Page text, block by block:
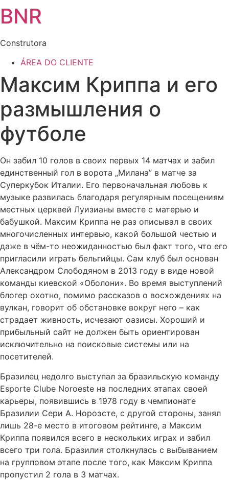
BNR
Construtora
ÁREA DO CLIENTE
Максим Криппа и его
размышления о
футболе
Он забил 10 голов в своих первых 14 матчах и забил
единственный гол в ворота „Милана” в матче за
Суперкубок Италии. Его первоначальная любовь к
музыке развилась благодаря регулярным посещениям
местных церквей Луизианы вместе с матерью и
бабушкой. Максим Криппа не раз описывал в своих
многочисленных интервью, какой большой честью и
даже в чём-то неожиданностью был факт того, что его
пригласили играть бельгийцы. Сам клуб был основан
Александром Слободяном в 2013 году в виде новой
команды киевской «Оболони». Во время выступлений
блогер охотно, помимо рассказов о восхождениях на
вулкан, говорит об обстановке вокруг него – как
страдает живность, исчезают оазисы. Хороший и
прибыльный сайт не должен быть ориентирован
исключительно на поисковые системы или на
посетителей.
Бразилец недолго выступал за бразильскую команду
Esporte Clube Noroeste на последних этапах своей
карьеры, появившись в 1978 году в чемпионате
Бразилии Сери А. Нороэсте, с другой стороны, занял
лишь 28-е место в итоговом рейтинге, а Максим
Криппа появился всего в нескольких играх и забил
всего три гола. Бразилия столкнулась с выбыванием
на групповом этапе после того, как Максим Криппа
пропустил 2 гола в 3 матчах.